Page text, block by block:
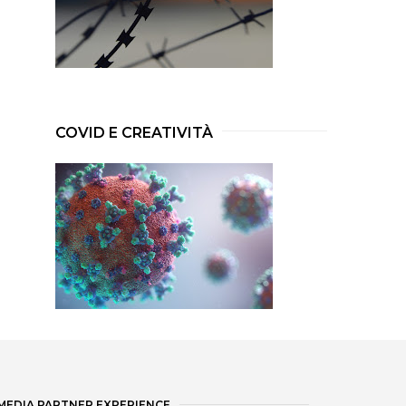
COVID E CREATIVITÀ